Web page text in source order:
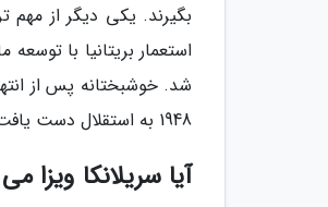
بگیرند. یکی دیگر از مهم
استعمار بریتانیا با
شد. خوشبختانه پس از
1948 به استقلال دست یافت.
آیا سریلانکا ویزا